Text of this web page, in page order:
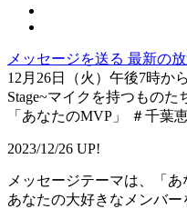
メッセージを送る 最新の放
12月26日（火）午後7時か
Stage~マイクを持つもの
「あなたのMVP」 ＃千葉
2023/12/26 UP!
メッセージテーマは、「あ
あなたの大好きなメンバー